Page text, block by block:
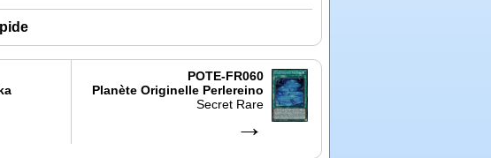
POTE-FR060
Planète Originelle Perlereino
Secret Rare
→